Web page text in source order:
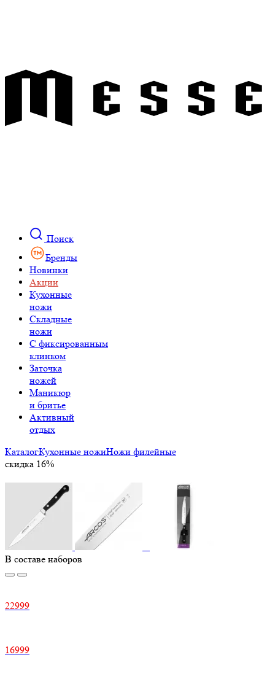
Поиск
Бренды
Новинки
Акции
Кухонные
ножи
Складные
ножи
C фиксированным
клинком
Заточка
ножей
Маникюр
и бритье
Активный
отдых
КаталогКухонные ножиНожи филейные
скидка 16%
В составе наборов
22999
16999